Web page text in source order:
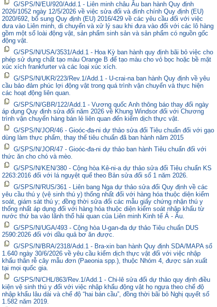
G/SPS/N/EU/920/Add.1 - Liên minh châu Âu ban hành Quy định
2026/1052 ngày 12/5/2026 về việc sửa đổi và đính chính Quy định (EU)
2020/692, bổ sung Quy định (EU) 2016/429 về các yêu cầu đối với việc
đưa vào Liên minh, di chuyển và xử lý sau khi đưa vào đối với các lô hàng
gồm một số loài động vật, sản phẩm sinh sản và sản phẩm có nguồn gốc
động vật.
G/SPS/N/USA/3531/Add.1 - Hoa Kỳ ban hành quy định bãi bỏ việc cho
phép sử dụng chất tạo màu Orange B để tạo màu cho vỏ bọc hoặc bề mặt
xúc xích frankfurter và các loại xúc xích.
G/SPS/N/UKR/223/Rev.1/Add.1 - U-crai-na ban hành Quy định về yêu
cầu bảo đảm phúc lợi động vật trong quá trình vận chuyển và thực hiện
các hoạt động liên quan.
G/SPS/N/GBR/122/Add.1 - Vương quốc Anh thông báo thay đổi ngày
áp dụng Quy định sửa đổi năm 2026 về Khung Windsor đối với Chương
trình vận chuyển hàng bán lẻ liên quan đến kiểm dịch thực vật.
G/SPS/N/JOR/46 - Gioóc-đa-ni dự thảo sửa đổi Tiêu chuẩn đối với gạo
dùng làm thực phẩm, thay thế tiêu chuẩn đã ban hành năm 2015
G/SPS/N/JOR/47 - Gioóc-đa-ni dự thảo ban hành Tiêu chuẩn đối với
thức ăn cho chó và mèo.
G/SPS/N/KEN/380 - Cộng hòa Kê-ni-a dự thảo sửa đổi Tiêu chuẩn KS
2263:2016 đối với lá nguyệt quế theo Bản sửa đổi số 1 năm 2026.
G/SPS/N/RUS/361 - Liên bang Nga dự thảo sửa đổi Quy định về các
yêu cầu thú y (vệ sinh thú y) thống nhất đối với hàng hóa thuộc diện kiểm
soát, giám sát thú y; đồng thời sửa đổi các mẫu giấy chứng nhận thú y
thống nhất áp dụng đối với hàng hóa thuộc diện kiểm soát nhập khẩu từ
nước thứ ba vào lãnh thổ hải quan của Liên minh Kinh tế Á - Âu.
G/SPS/N/UGA/493 - Cộng hòa U-gan-đa dự thảo Tiêu chuẩn DUS
2590:2026 đối với dầu quả bơ ăn được.
G/SPS/N/BRA/2318/Add.1 - Bra-xin ban hành Quy định SDA/MAPA số
1.640 ngày 30/6/2026 về yêu cầu kiểm dịch thực vật đối với việc nhập
khẩu thân rễ cây mẫu đơn (Paeonia spp.), thuộc Nhóm 4, được sản xuất
tại mọi quốc gia.
G/SPS/N/CHL/863/Rev.1/Add.1 - Chi-lê sửa đổi dự thảo quy định điều
kiện vệ sinh thú y đối với việc nhập khẩu động vật họ ngựa theo chế độ
nhập khẩu lâu dài và chế độ “hai bán cầu”, đồng thời bãi bỏ Nghị quyết số
1.582 năm 2019.